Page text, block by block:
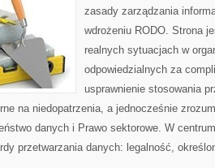
zasady zarządzania
wdrożeniu RODO. Strona
realnych sytuacjach w
odpowiedzialnych za
usprawnienie stosowania
na niedopatrzenia, a jednocześnie
danych i Prawo sektorowe. W
przetwarzania danych: legalność,